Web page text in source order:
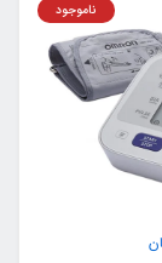
ناموجود